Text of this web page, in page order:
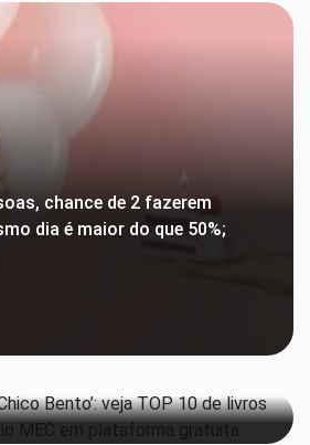
chance de 2 fazerem
dia é maior do que 50%;
Bento’: veja TOP 10 de
pelo MEC em plataforma
termo universal: como ‘OK’ se
falada do mundo